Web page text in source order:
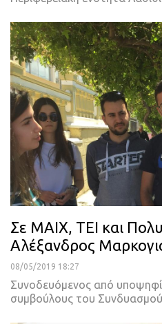
Σε ΜΑΙΧ, ΤΕΙ και
Αλέξανδρος
08/05/2019 18:27
Συνοδευόμενος από
συμβούλους του